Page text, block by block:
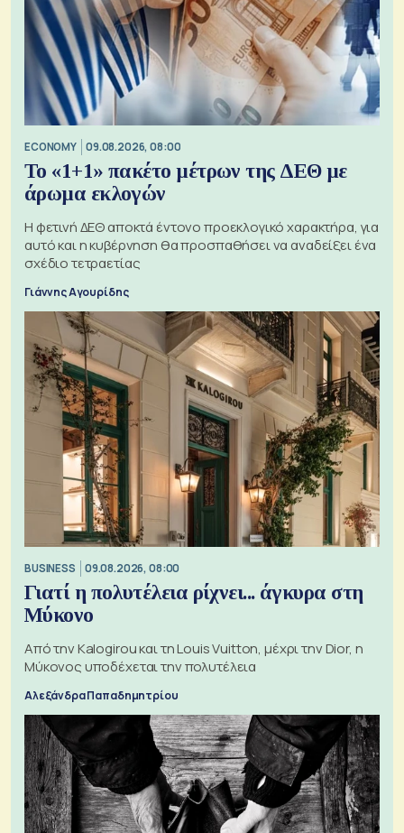
ECONOMY 09.08.2026, 08:00
Το «1+1» πακέτο μέτρων της ΔΕΘ με
άρωμα εκλογών
Η φετινή ΔΕΘ αποκτά έντονο προεκλογικό χαρακτήρα, για
αυτό και η κυβέρνηση θα προσπαθήσει να αναδείξει ένα
σχέδιο τετραετίας
Γιάννης Αγουρίδης
BUSINESS 09.08.2026, 08:00
Γιατί η πολυτέλεια ρίχνει... άγκυρα στη
Μύκονο
Από την Kalogirou και τη Louis Vuitton, μέχρι την Dior, η
Μύκονος υποδέχεται την πολυτέλεια
Αλεξάνδρα Παπαδημητρίου